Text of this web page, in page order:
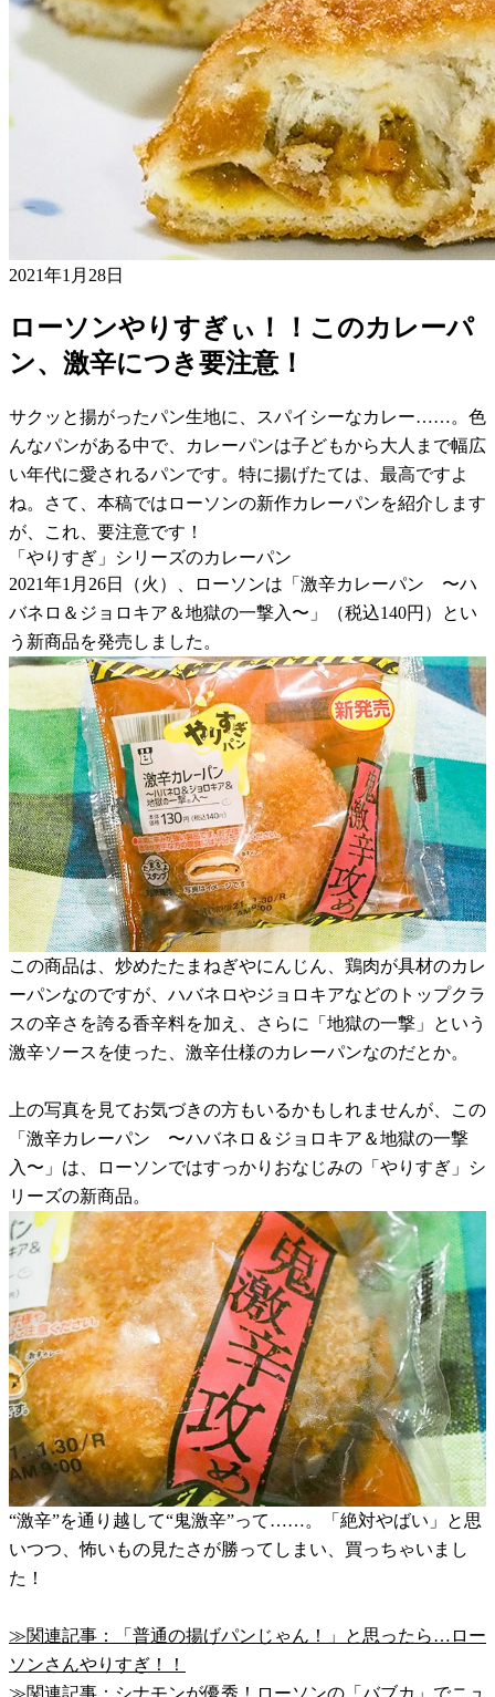
2021年1月28日
ローソンやりすぎぃ！！このカレーパ
ン、激辛につき要注意！
サクッと揚がったパン生地に、スパイシーなカレー……。色
んなパンがある中で、カレーパンは子どもから大人まで幅広
い年代に愛されるパンです。特に揚げたては、最高ですよ
ね。さて、本稿ではローソンの新作カレーパンを紹介します
が、これ、要注意です！
「やりすぎ」シリーズのカレーパン
2021年1月26日（火）、ローソンは「激辛カレーパン 〜ハ
バネロ＆ジョロキア＆地獄の一撃入〜」（税込140円）とい
う新商品を発売しました。
この商品は、炒めたたまねぎやにんじん、鶏肉が具材のカレ
ーパンなのですが、ハバネロやジョロキアなどのトップクラ
スの辛さを誇る香辛料を加え、さらに「地獄の一撃」という
激辛ソースを使った、激辛仕様のカレーパンなのだとか。
上の写真を見てお気づきの方もいるかもしれませんが、この
「激辛カレーパン 〜ハバネロ＆ジョロキア＆地獄の一撃
入〜」は、ローソンではすっかりおなじみの「やりすぎ」シ
リーズの新商品。
“激辛”を通り越して“鬼激辛”って……。「絶対やばい」と思
いつつ、怖いもの見たさが勝ってしまい、買っちゃいまし
た！
≫関連記事：「普通の揚げパンじゃん！」と思ったら…ロー
ソンさんやりすぎ！！